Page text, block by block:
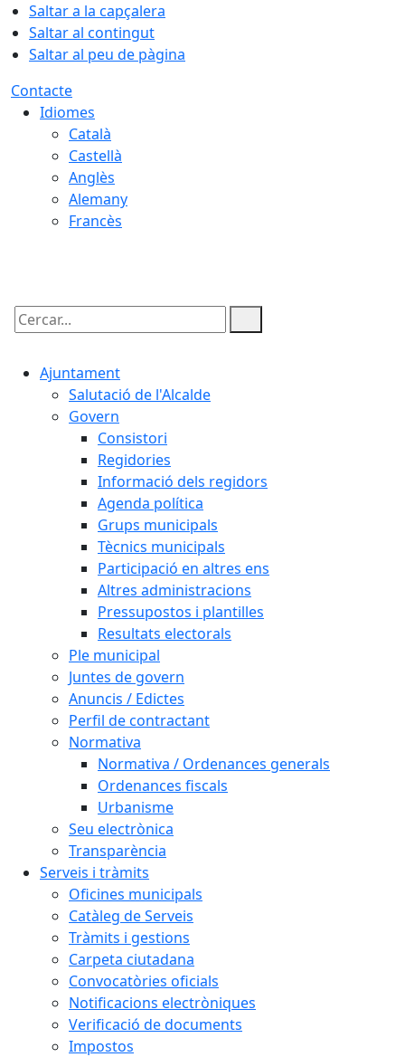
Saltar a la capçalera
Saltar al contingut
Saltar al peu de pàgina
Contacte
Idiomes
Català
Castellà
Anglès
Alemany
Francès
Cercar:
Ajuntament
Salutació de l'Alcalde
Govern
Consistori
Regidories
Informació dels regidors
Agenda política
Grups municipals
Tècnics municipals
Participació en altres ens
Altres administracions
Pressupostos i plantilles
Resultats electorals
Ple municipal
Juntes de govern
Anuncis / Edictes
Perfil de contractant
Normativa
Normativa / Ordenances generals
Ordenances fiscals
Urbanisme
Seu electrònica
Transparència
Serveis i tràmits
Oficines municipals
Catàleg de Serveis
Tràmits i gestions
Carpeta ciutadana
Convocatòries oficials
Notificacions electròniques
Verificació de documents
Impostos